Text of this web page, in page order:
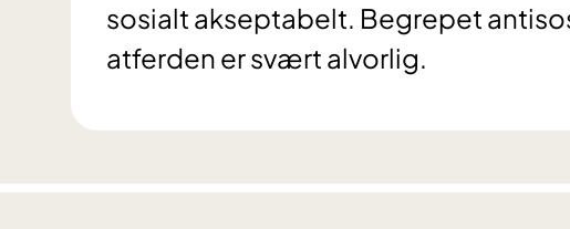
sosialt akseptabelt. Begrepet
atferden er svært alvorlig.